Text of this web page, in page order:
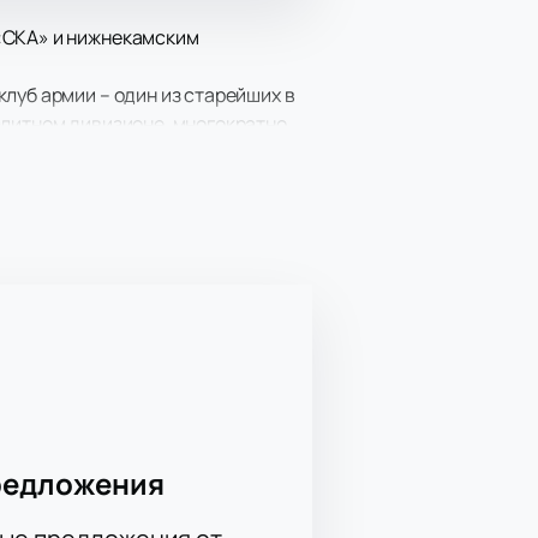
и нижнекамским
армии – один из старейших в
дивизионе, многократно
онлайн удобна и